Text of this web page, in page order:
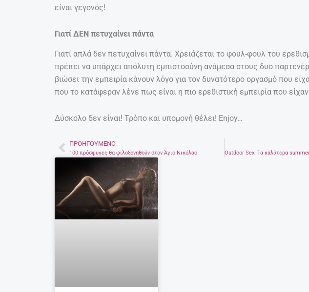
είναι γεγονός!
Γιατί ΔΕΝ πετυχαίνει πάντα
Γιατί απλά δεν πετυχαίνει πάντα. Χρειάζεται το φουλ-φουλ του
πρέπει να υπάρχει απόλυτη εμπιστοσύνη ανάμεσα στους δυο
βιώσει την εμπειρία κάνουν λόγο για τον δυνατότερο οργασμό που
που το κατάφεραν λένε πως είναι η πιο ερεθιστική εμπειρία που
Δύσκολο δεν είναι! Τρόπο και υπομονή θέλει! Enjoy…
Prev
ΠΡΟΗΓΟΎΜΕΝΟ
100 πρόσφυγες θα φιλοξενηθούν στον Άγιο Νικόλαο